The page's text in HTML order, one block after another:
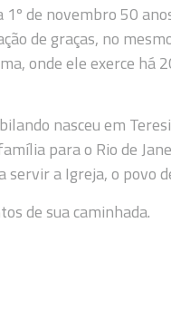
de novembro 50
de graças, no
onde ele exerce há
nasceu em
para o Rio de
a Igreja, o povo
de sua caminhada.